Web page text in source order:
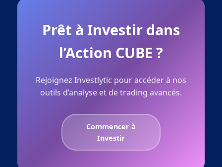
Prêt à Investir dans
l’Action CUBE ?
Rejoignez Investlytic pour accéder à nos
outils d’analyse et de trading avancés.
Commencer à
Investir